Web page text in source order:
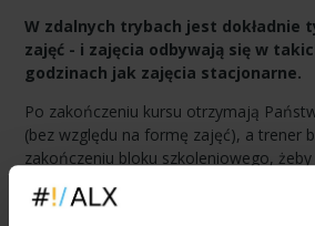
W zdalnych trybach jest dokładnie
zajęć - i zajęcia odbywają się w
godzinach jak zajęcia stacjonarne.
Po zakończeniu kursu otrzymają
(bez względu na formę zajęć), a trener
zakończeniu bloku szkoleniowego,
wszelkie dodatkowe pytania. Pełne
wyglądają oraz jak prowadzimy